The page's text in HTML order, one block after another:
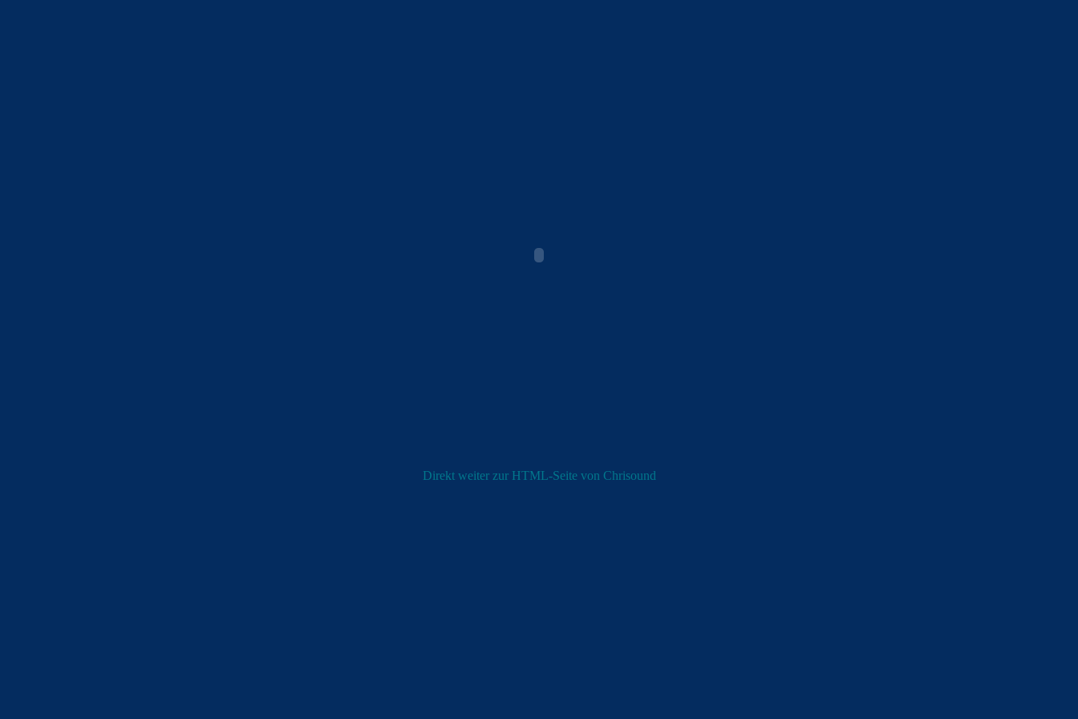
Direkt weiter zur HTML-Seite von Chrisound